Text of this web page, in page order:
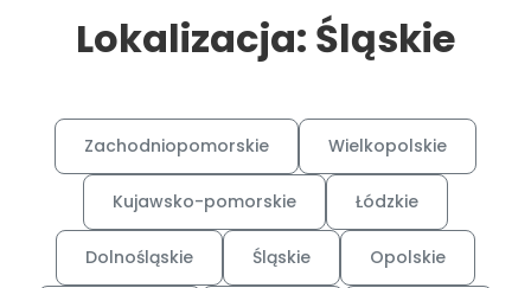
Lokalizacja: Śląskie
Zachodniopomorskie Wielkopolskie
Kujawsko-pomorskie Łódzkie
Dolnośląskie Śląskie Opolskie